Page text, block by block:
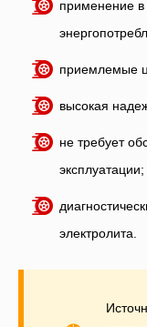
применение
приемлемые
высокая
не требует
эксплуатации;
электролита.